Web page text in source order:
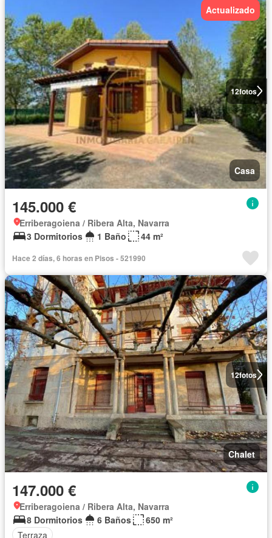
12fotos
Actualizado
Casa
145.000 €
Erriberagoiena / Ribera Alta, Navarra
3 Dormitorios
1 Baño 44 m²
Hace 2 días, 6 horas en Pisos - 521990
12fotos
Chalet
147.000 €
Erriberagoiena / Ribera Alta, Navarra
8 Dormitorios
6 Baños
650 m²
Terraza